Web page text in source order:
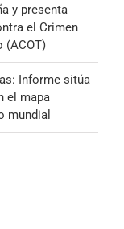
y presenta
el Crimen
(ACOT)
Informe sitúa
el mapa
mundial